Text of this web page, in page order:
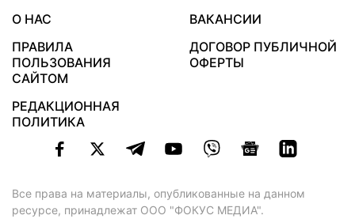
О НАС
ВАКАНСИИ
ПРАВИЛА
ПОЛЬЗОВАНИЯ
САЙТОМ
ДОГОВОР ПУБЛИЧНОЙ
ОФЕРТЫ
РЕДАКЦИОННАЯ
ПОЛИТИКА
Все права на материалы, опубликованные на данном
ресурсе, принадлежат ООО "ФОКУС МЕДИА".